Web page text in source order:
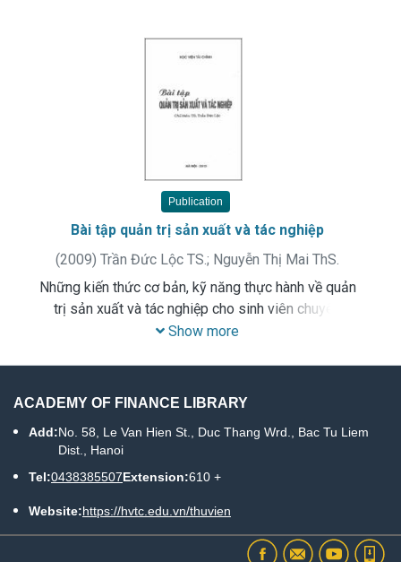
Publication
Bài tập quản trị sản xuất và tác nghiệp
(2009) Trần Đức Lộc TS.; Nguyễn Thị Mai ThS.
Những kiến thức cơ bản, kỹ năng thực hành về quản
trị sản xuất và tác nghiệp cho sinh viên chuyên
ngành Quản trị kinh doanh thuộc Học viện Tài chính.
Show more
ACADEMY OF FINANCE LIBRARY
Add:No. 58, Le Van Hien St., Duc Thang Wrd., Bac Tu Liem
Dist., Hanoi
Tel:0438385507Extension:610 +
Website:https://hvtc.edu.vn/thuvien